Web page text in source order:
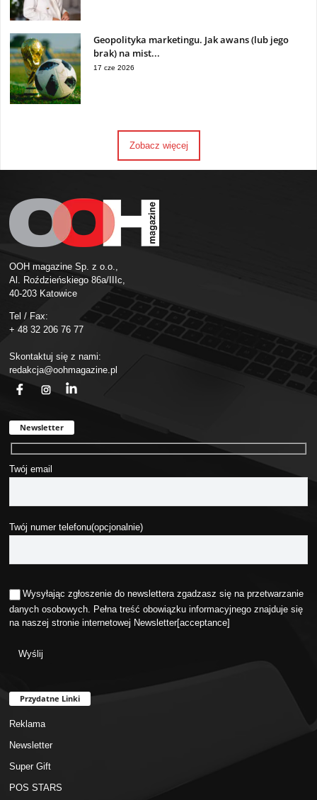
Geopolityka marketingu. Jak awans (lub jego
brak) na mist...
17 cze 2026
Zobacz więcej
OOH magazine Sp. z o.o.,
Al. Roździeńskiego 86a/IIIc,
40-203 Katowice
Tel / Fax:
+ 48 32 206 76 77
Skontaktuj się z nami:
redakcja@oohmagazine.pl
Newsletter
Twój email
Twój numer telefonu(opcjonalnie)
Wysyłając zgłoszenie do newslettera zgadzasz się na przetwarzanie
danych osobowych. Pełna treść obowiązku informacyjnego znajduje się
na naszej stronie internetowej Newsletter[acceptance]
Przydatne Linki
Reklama
Newsletter
Super Gift
POS STARS